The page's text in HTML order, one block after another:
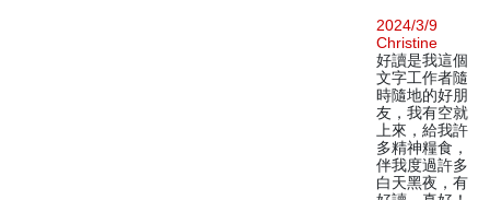
2024/3/9
Christine
好讀是我這個
文字工作者隨
時隨地的好朋
友，我有空就
上來，給我許
多精神糧食，
伴我度過許多
白天黑夜，有